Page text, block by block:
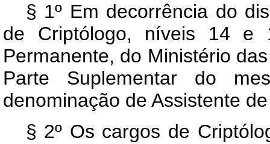
§ 1º Em decorrência do
de Criptólogo, níveis 14 e
Permanente, do Ministério
Parte Suplementar do
denominação de Assistente
§ 2º Os cargos de